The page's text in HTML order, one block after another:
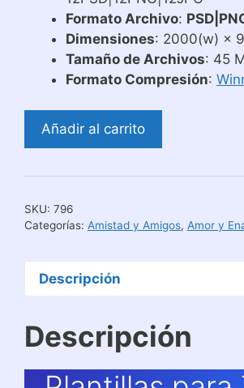
Formato Archivo:
Dimensiones: 2000(w) ×
Tamaño de Archivos: 45
Formato Compresión:
Plantillas
de
Cómics
Añadir al carrito
SKU: 796
Categorías: Amistad y Amigos, Amor y
Descripción
Descripción